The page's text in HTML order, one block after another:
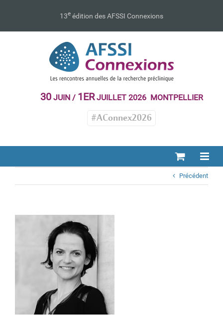
13e édition des AFSSI Connexions
30JUIN / 1ERJUILLET 2026 MONTPELLIER
#AConnex2026
Précédent